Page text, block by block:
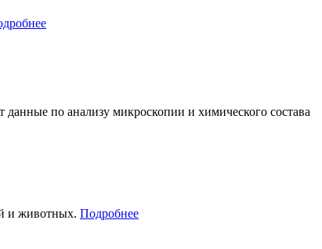
по анализу микроскопии и химического состава
и животных. Подробнее